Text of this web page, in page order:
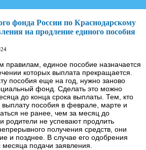
фонда России по Краснодарскому
на продление единого пособия
правилам, единое пособие назначается
которых выплата прекращается.
пособия еще на год, нужно заново
фонд. Сделать это можно
до конца срока выплаты. Тем, кто
пособия в феврале, марте и
не ранее, чем за месяц до
родители не успевают продлить
получения средств, они
и позднее. В случае его одобрения
месяца подачи заявления.